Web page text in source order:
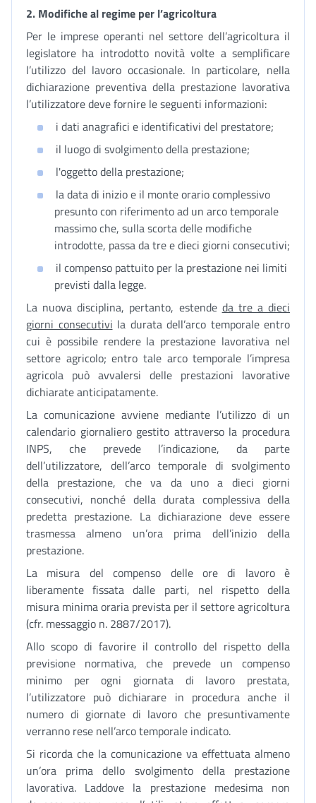
2. Modifiche al regime per l’agricoltura
Per le imprese operanti nel settore dell’agricoltura il
legislatore ha introdotto novità volte a semplificare
l’utilizzo del lavoro occasionale. In particolare, nella
dichiarazione preventiva della prestazione lavorativa
l’utilizzatore deve fornire le seguenti informazioni:
i dati anagrafici e identificativi del prestatore;
il luogo di svolgimento della prestazione;
l'oggetto della prestazione;
la data di inizio e il monte orario complessivo
presunto con riferimento ad un arco temporale
massimo che, sulla scorta delle modifiche
introdotte, passa da tre e dieci giorni consecutivi;
il compenso pattuito per la prestazione nei limiti
previsti dalla legge.
La nuova disciplina, pertanto, estende da tre a dieci
giorni consecutivi la durata dell’arco temporale entro
cui è possibile rendere la prestazione lavorativa nel
settore agricolo; entro tale arco temporale l’impresa
agricola può avvalersi delle prestazioni lavorative
dichiarate anticipatamente.
La comunicazione avviene mediante l’utilizzo di un
calendario giornaliero gestito attraverso la procedura
INPS, che prevede l’indicazione, da parte
dell’utilizzatore, dell’arco temporale di svolgimento
della prestazione, che va da uno a dieci giorni
consecutivi, nonché della durata complessiva della
predetta prestazione. La dichiarazione deve essere
trasmessa almeno un’ora prima dell’inizio della
prestazione.
La misura del compenso delle ore di lavoro è
liberamente fissata dalle parti, nel rispetto della
misura minima oraria prevista per il settore agricoltura
(cfr. messaggio n. 2887/2017).
Allo scopo di favorire il controllo del rispetto della
previsione normativa, che prevede un compenso
minimo per ogni giornata di lavoro prestata,
l’utilizzatore può dichiarare in procedura anche il
numero di giornate di lavoro che presuntivamente
verranno rese nell’arco temporale indicato.
Si ricorda che la comunicazione va effettuata almeno
un’ora prima dello svolgimento della prestazione
lavorativa. Laddove la prestazione medesima non